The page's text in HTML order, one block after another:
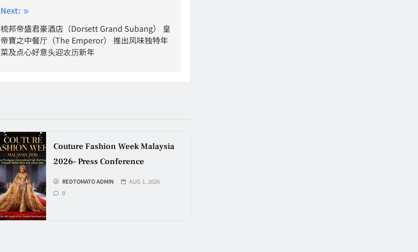
Next:
梳邦帝盛君豪酒店（Dorsett Grand Subang） 皇
帝寶之中餐厅（The Emperor） 推出风味独特年
菜及点心好意头迎农历新年
Couture Fashion Week Malaysia
2026– Press Conference
REDTOMATO ADMIN
AUG 1, 2026
0